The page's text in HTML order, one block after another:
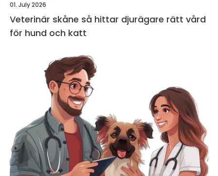
01. July 2026
Veterinär skåne så hittar djurägare rätt vård
för hund och katt